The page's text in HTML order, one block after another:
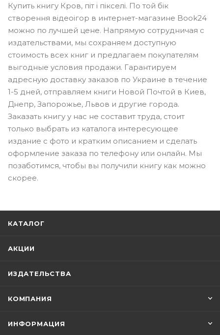
Купить книгу Кров, піт і пікселі. По той бік
створення відеоігор в интернет-магазине Book24
можно по лучшей цене. Напрямую сотрудничая с
издательствами, мы сохраняем доступную
стоимость всех книг и предлагаем покупателям
выгодные условия продажи. Гарантируем
адресную доставку заказов по Украине в течение
1-5 дней, отправляем книги Новой Почтой в Киев,
Днепр, Запорожье, Львов и другие города.
Заказать книгу у нас не составит труда, стоит
только выбрать из каталога интересующее
издание с фото и кратким описанием и сделать
оформление заказа по телефону или онлайн. Мы
позаботимся, чтобы вы получили книгу как можно
скорее.
КАТАЛОГ
АКЦИИ
ИЗДАТЕЛЬСТВА
КОМПАНИЯ
ИНФОРМАЦИЯ